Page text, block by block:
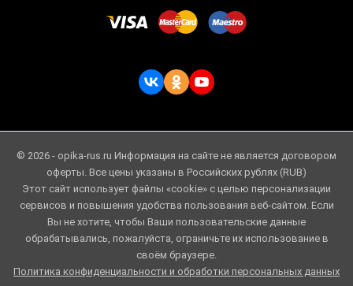
© 2026 - opika-rus.ru Информация на сайте не является договором
оферты. Все цены указаны в Российских рублях (RUB)
Этот сайт использует файлы «cookie» с целью персонализации
сервисов и повышения удобства пользования веб-сайтом. Если
Вы не хотите, чтобы Ваши пользовательские данные
обрабатывались, пожалуйста, ограничьте их использование в
своём браузере.
Политика конфиденциальности и обработки персональных данных